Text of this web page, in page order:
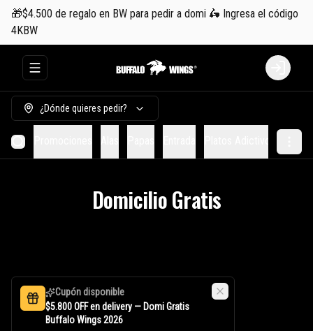
🎁$4.500 de regalo en BW para pedir a domi 🛵 Ingresa el código
4KBW
Abrir menu de navegación Login
¿Dónde quieres pedir?
Domicilio Gratis
Cupón disponible
$5.800 OFF en delivery — Domi Gratis
Buffalo Wings 2026